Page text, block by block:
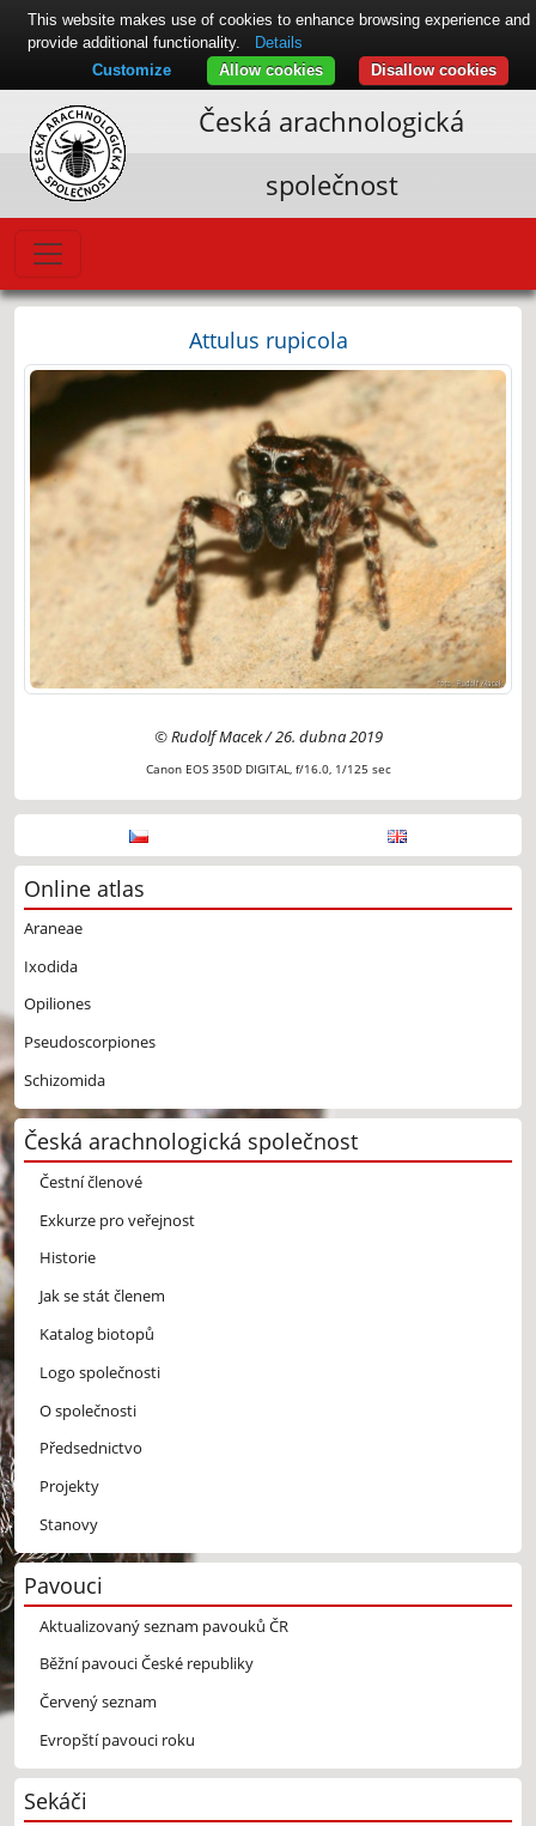
Česká arachnologická
společnost
Attulus rupicola
© Rudolf Macek / 26. dubna 2019
Canon EOS 350D DIGITAL, f/16.0, 1/125 sec
Online atlas
Araneae
Ixodida
Opiliones
Pseudoscorpiones
Schizomida
Česká arachnologická společnost
Čestní členové
Exkurze pro veřejnost
Historie
Jak se stát členem
Katalog biotopů
Logo společnosti
O společnosti
Předsednictvo
Projekty
Stanovy
Pavouci
Aktualizovaný seznam pavouků ČR
Běžní pavouci České republiky
Červený seznam
Evropští pavouci roku
Sekáči
This website makes use of cookies to enhance browsing experience and
provide additional functionality.
Details
Disallow cookies
Allow cookies
Customize